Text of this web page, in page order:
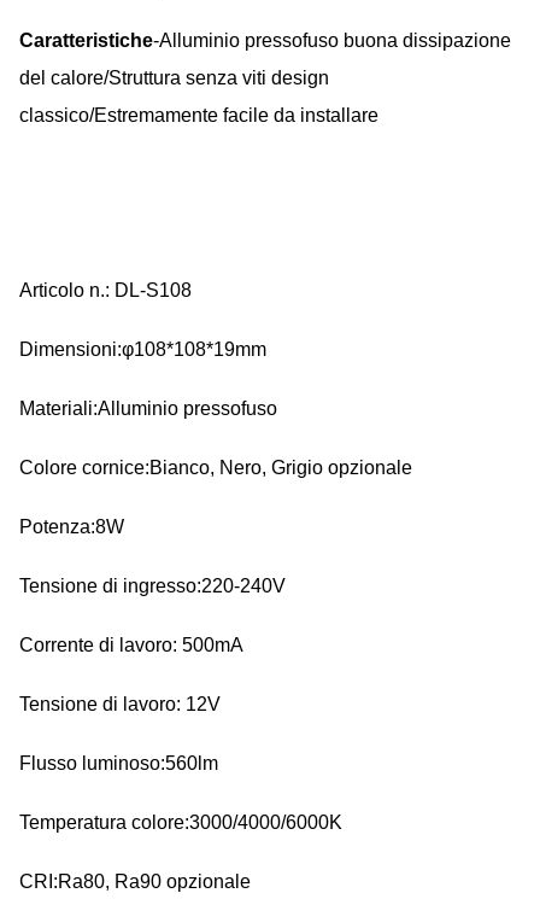
Caratteristiche-Alluminio pressofuso buona dissipazione
del calore/Struttura senza viti design
classico/Estremamente facile da installare
Articolo n.: DL-S108
Dimensioni:φ108*108*19mm
Materiali:Alluminio pressofuso
Colore cornice:Bianco, Nero, Grigio opzionale
Potenza:8W
Tensione di ingresso:220-240V
Corrente di lavoro: 500mA
Tensione di lavoro: 12V
Flusso luminoso:560lm
Temperatura colore:3000/4000/6000K
CRI:Ra80, Ra90 opzionale